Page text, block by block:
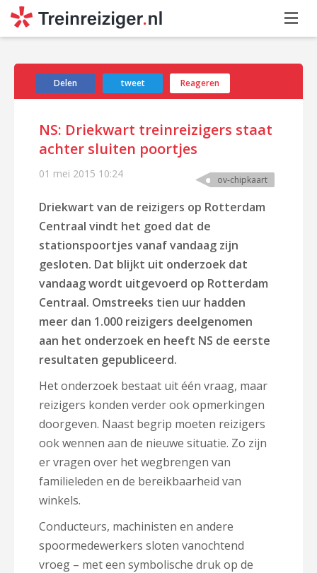
Delen tweet Reageren
NS: Driekwart treinreizigers staat
achter sluiten poortjes
01 mei 2015 10:24 ov-chipkaart
Driekwart van de reizigers op Rotterdam
Centraal vindt het goed dat de
stationspoortjes vanaf vandaag zijn
gesloten. Dat blijkt uit onderzoek dat
vandaag wordt uitgevoerd op Rotterdam
Centraal. Omstreeks tien uur hadden
meer dan 1.000 reizigers deelgenomen
aan het onderzoek en heeft NS de eerste
resultaten gepubliceerd.
Het onderzoek bestaat uit één vraag, maar
reizigers konden verder ook opmerkingen
doorgeven. Naast begrip moeten reizigers
ook wennen aan de nieuwe situatie. Zo zijn
er vragen over het wegbrengen van
familieleden en de bereikbaarheid van
winkels.
Conducteurs, machinisten en andere
spoormedewerkers sloten vanochtend
vroeg – met een symbolische druk op de